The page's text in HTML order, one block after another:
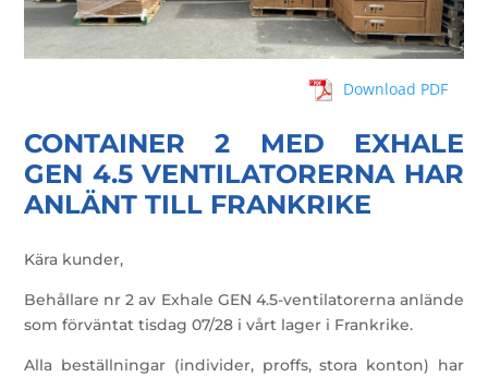
Download PDF
CONTAINER 2 MED EXHALE
GEN 4.5 VENTILATORERNA HAR
ANLÄNT TILL FRANKRIKE
Kära kunder,
Behållare nr 2 av Exhale GEN 4.5-ventilatorerna anlände
som förväntat tisdag 07/28 i vårt lager i Frankrike.
Alla beställningar (individer, proffs, stora konton) har